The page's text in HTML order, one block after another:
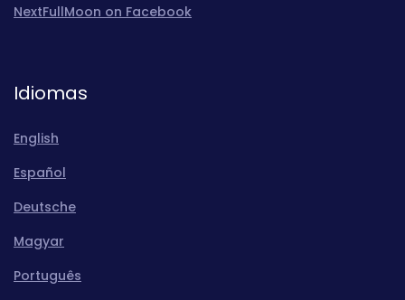
NextFullMoon on Facebook
Idiomas
English
Español
Deutsche
Magyar
Português